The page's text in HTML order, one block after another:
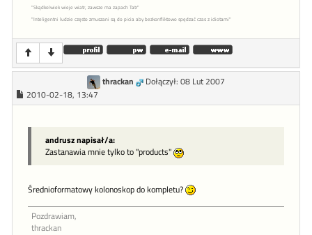
"Skądkolwiek wieje wiatr, zawsze ma zapach Tatr"
"Inteligentni ludzie często zmuszani są do picia aby bezkonfliktowo spędzać czas z idiotami"
thrackan
Dołączył: 08 Lut 2007
2010-02-18, 13:47
andrusz napisał/a:
Zastanawia mnie tylko to "products"
Średnioformatowy kolonoskop do kompletu?
Pozdrawiam,
thrackan